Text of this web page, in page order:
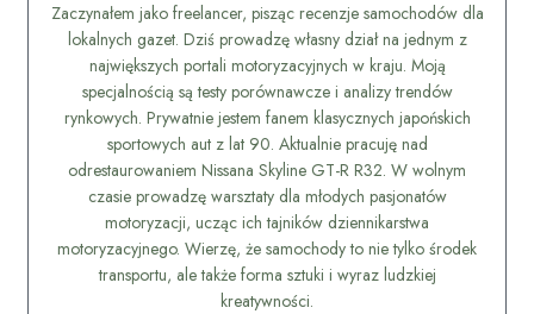
Zaczynałem jako freelancer, pisząc recenzje samochodów dla
lokalnych gazet. Dziś prowadzę własny dział na jednym z
największych portali motoryzacyjnych w kraju. Moją
specjalnością są testy porównawcze i analizy trendów
rynkowych. Prywatnie jestem fanem klasycznych japońskich
sportowych aut z lat 90. Aktualnie pracuję nad
odrestaurowaniem Nissana Skyline GT-R R32. W wolnym
czasie prowadzę warsztaty dla młodych pasjonatów
motoryzacji, ucząc ich tajników dziennikarstwa
motoryzacyjnego. Wierzę, że samochody to nie tylko środek
transportu, ale także forma sztuki i wyraz ludzkiej
kreatywności.